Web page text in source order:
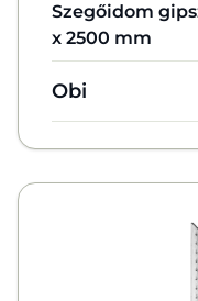
Szegőidom
x 2500 mm
Obi